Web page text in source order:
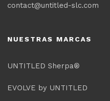
contact@untitled-slc.com
NUESTRAS MARCAS
UNTITLED Sherpa®
EVOLVE by UNTITLED